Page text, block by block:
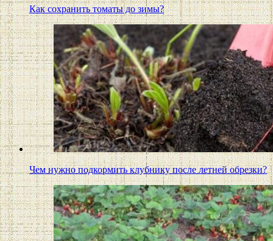
Как сохранить томаты до зимы?
Чем нужно подкормить клубнику после летней обрезки?